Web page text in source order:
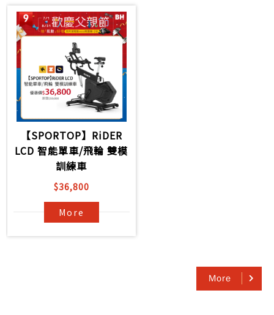
【SPORTOP】RiDER
LCD 智能單車/飛輪 雙模
訓練車
$36,800
More
More